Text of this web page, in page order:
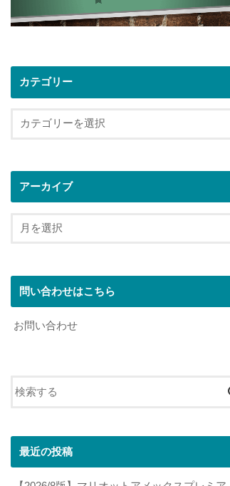
カテゴリー
アーカイブ
問い合わせはこちら
お問い合わせ
最近の投稿